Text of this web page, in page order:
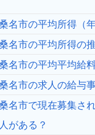
名市の平均所得（年
名市の平均所得の
名市の平均平均給
名市の求人の給与
名市で現在募集さ
がある？